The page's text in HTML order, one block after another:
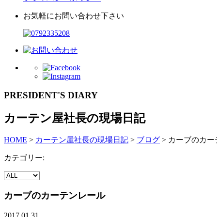
お気軽にお問い合わせ下さい
PRESIDENT'S DIARY
カーテン屋社長の現場日記
HOME > カーテン屋社長の現場日記 > ブログ > カーブのカ
カテゴリー:
カーブのカーテンレール
2017.01.31